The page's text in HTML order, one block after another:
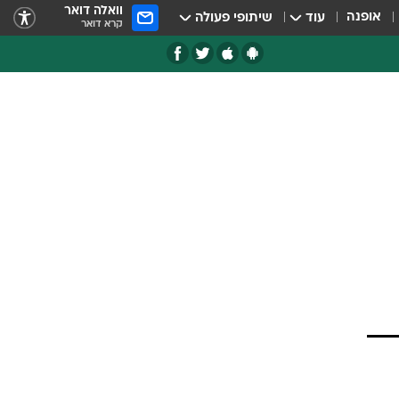
אופנה עוד שיתופי פעולה וואלה דואר
קרא דואר